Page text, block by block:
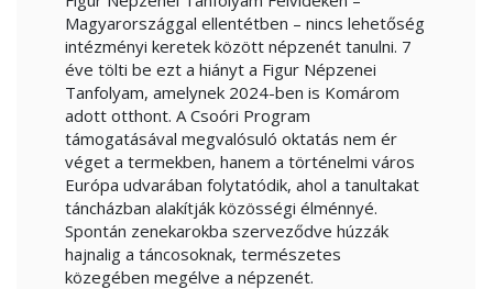
Magyarországgal ellentétben – nincs lehetőség
intézményi keretek között népzenét tanulni. 7
éve tölti be ezt a hiányt a Figur Népzenei
Tanfolyam, amelynek 2024-ben is Komárom
adott otthont. A Csoóri Program
támogatásával megvalósuló oktatás nem ér
véget a termekben, hanem a történelmi város
Európa udvarában folytatódik, ahol a tanultakat
táncházban alakítják közösségi élménnyé.
Spontán zenekarokba szerveződve húzzák
hajnalig a táncosoknak, természetes
közegében megélve a népzenét.